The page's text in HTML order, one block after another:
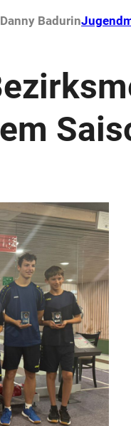
Danny Badurin